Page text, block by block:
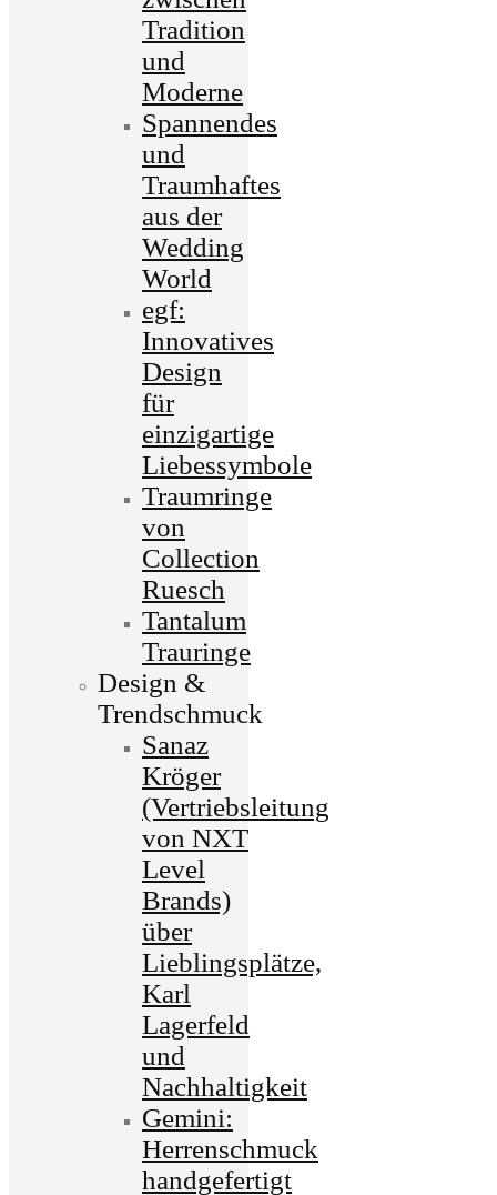
Tradition
und
Moderne
Spannendes
und
Traumhaftes
aus der
Wedding
World
egf:
Innovatives
Design
für
einzigartige
Liebessymbole
Traumringe
von
Collection
Ruesch
Tantalum
Trauringe
Design &
Trendschmuck
Sanaz
Kröger
(Vertriebsleitung
von NXT
Level
Brands)
über
Lieblingsplätze,
Karl
Lagerfeld
und
Nachhaltigkeit
Gemini:
Herrenschmuck
handgefertigt